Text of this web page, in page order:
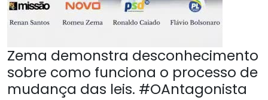
Zema demonstra desconhecimento
sobre como funciona o processo de
mudança das leis. #OAntagonista